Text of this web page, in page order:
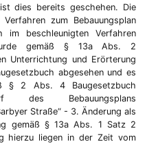
dies bereits geschehen. Die
zum Bebauungsplan
im beschleunigten Verfahren
gemäß § 13a Abs. 2
Unterrichtung und Erörterung
abgesehen und es
§ 2 Abs. 4 Baugesetzbuch
des Bebauungsplans
Straße“ - 3. Änderung als
gemäß § 13a Abs. 1 Satz 2
hierzu liegen in der Zeit vom